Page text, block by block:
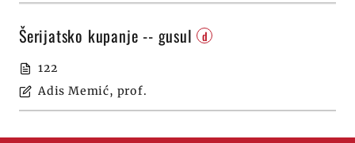
Šerijatsko kupanje -- gusul d
122
Adis Memić, prof.